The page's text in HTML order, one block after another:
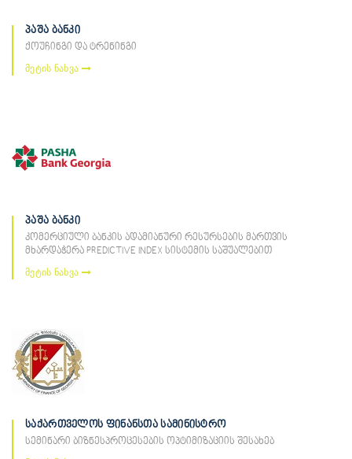
პაშა ბანკი
ქოუჩინგი და ტრენინგი
მეტის ნახვა
პაშა ბანკი
კომერციული ბანკის ადამიანური რესურსების მართვის
მხარდაჭერა PREDICTIVE INDEX სისტემის საშუალებით
მეტის ნახვა
საქართველოს ფინანსთა სამინისტრო
სემინარი ბიზნესპროცესების ოპტიმიზაციის შესახებ